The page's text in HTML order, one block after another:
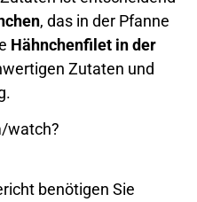
, das in der Pfanne
Hähnchenfilet in der
Zutaten und
watch?
benötigen Sie